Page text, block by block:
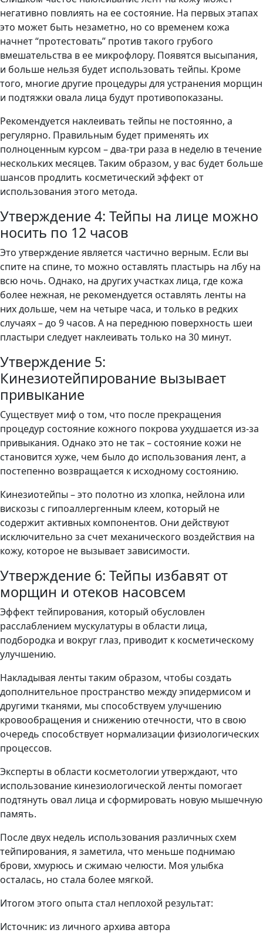
негативно повлиять на ее состояние. На первых этапах
это может быть незаметно, но со временем кожа
начнет “протестовать” против такого грубого
вмешательства в ее микрофлору. Появятся высыпания,
и больше нельзя будет использовать тейпы. Кроме
того, многие другие процедуры для устранения морщин
и подтяжки овала лица будут противопоказаны.
Рекомендуется наклеивать тейпы не постоянно, а
регулярно. Правильным будет применять их
полноценным курсом – два-три раза в неделю в течение
нескольких месяцев. Таким образом, у вас будет больше
шансов продлить косметический эффект от
использования этого метода.
Утверждение 4: Тейпы на лице можно
носить по 12 часов
Это утверждение является частично верным. Если вы
спите на спине, то можно оставлять пластырь на лбу на
всю ночь. Однако, на других участках лица, где кожа
более нежная, не рекомендуется оставлять ленты на
них дольше, чем на четыре часа, и только в редких
случаях – до 9 часов. А на переднюю поверхность шеи
пластыри следует наклеивать только на 30 минут.
Утверждение 5:
Кинезиотейпирование вызывает
привыкание
Существует миф о том, что после прекращения
процедур состояние кожного покрова ухудшается из-за
привыкания. Однако это не так – состояние кожи не
становится хуже, чем было до использования лент, а
постепенно возвращается к исходному состоянию.
Кинезиотейпы – это полотно из хлопка, нейлона или
вискозы с гипоаллергенным клеем, который не
содержит активных компонентов. Они действуют
исключительно за счет механического воздействия на
кожу, которое не вызывает зависимости.
Утверждение 6: Тейпы избавят от
морщин и отеков насовсем
Эффект тейпирования, который обусловлен
расслаблением мускулатуры в области лица,
подбородка и вокруг глаз, приводит к косметическому
улучшению.
Накладывая ленты таким образом, чтобы создать
дополнительное пространство между эпидермисом и
другими тканями, мы способствуем улучшению
кровообращения и снижению отечности, что в свою
очередь способствует нормализации физиологических
процессов.
Эксперты в области косметологии утверждают, что
использование кинезиологической ленты помогает
подтянуть овал лица и сформировать новую мышечную
память.
После двух недель использования различных схем
тейпирования, я заметила, что меньше поднимаю
брови, хмурюсь и сжимаю челюсти. Моя улыбка
осталась, но стала более мягкой.
Итогом этого опыта стал неплохой результат:
Источник: из личного архива автора